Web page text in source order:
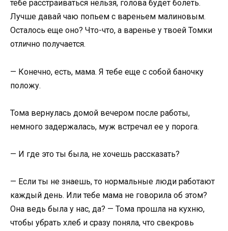
тебе расстраиваться нельзя, голова будет болеть.
Лучше давай чаю попьем с вареньем малиновым.
Осталось еще оно? Что-что, а варенье у твоей Томки
отлично получается.
— Конечно, есть, мама. Я тебе еще с собой баночку
положу.
Тома вернулась домой вечером после работы,
немного задержалась, муж встречал ее у порога.
— И где это ты была, не хочешь рассказать?
— Если ты не знаешь, то нормальные люди работают
каждый день. Или тебе мама не говорила об этом?
Она ведь была у нас, да? — Тома прошла на кухню,
чтобы убрать хлеб и сразу поняла, что свекровь